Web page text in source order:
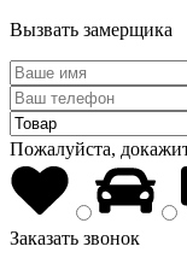
Вызвать замерщика
Пожалуйста,
Заказать звонок